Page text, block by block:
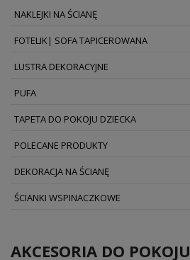
NAKLEJKI NA ŚCIANĘ
FOTELIK| SOFA TAPICEROWANA
LUSTRA DEKORACYJNE
PUFA
TAPETA DO POKOJU DZIECKA
POLECANE PRODUKTY
DEKORACJA NA ŚCIANĘ
ŚCIANKI WSPINACZKOWE
AKCESORIA DO POKOJU